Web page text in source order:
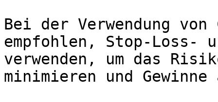
Bei der Verwendung
empfohlen, Stop-Loss-
verwenden, um das
minimieren und